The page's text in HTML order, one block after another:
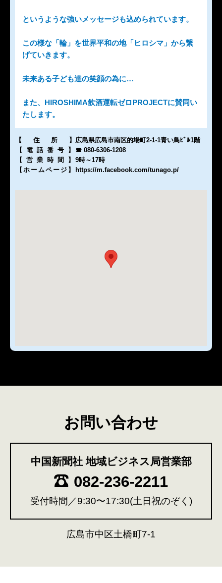
というような強いメッセージも込められています。
この様な「輪」を世界平和の地「ヒロシマ」から繋
げていきます。
未来ある子ども達の笑顔の為に…
また、HIROSHIMA飲酒運転ゼロPROJECTに賛同い
たします。
【住所 】 広島県広島市南区的場町2-1-1青い鳥ﾋﾞﾙ1階
【電話番号
】
☎ 080-6306-1208
【営業時間
】
9時～17時
【ホームページ 】 https://m.facebook.com/tunago.p/
お問い合わせ
中国新聞社 地域ビジネス局営業部
082-236-2211
受付時間／9:30〜17:30(土日祝のぞく)
広島市中区土橋町7-1